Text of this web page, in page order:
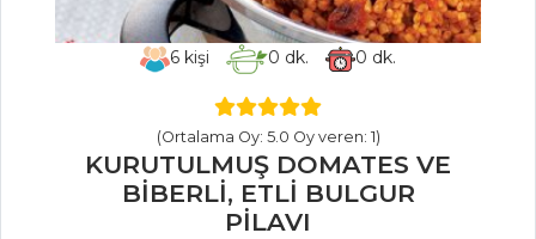
Tüm Tarifleri
TATLILAR
ARMUTLU
6 kişi 0 dk. 0 dk.
(Ortalama Oy: 5.0 Oy veren: 1)
KURUTULMUŞ DOMATES VE
BİBERLİ, ETLİ BULGUR
PİLAVI